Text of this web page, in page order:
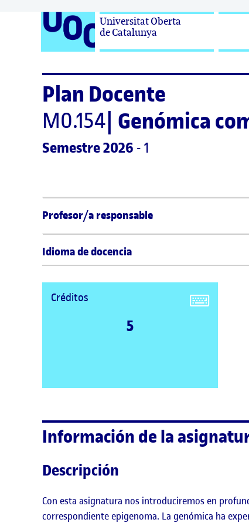
Universitat Oberta
de Catalunya
Plan Docente
M0.154 Genómica
Semestre 2026 - 1
Profesor/a responsable
Idioma de docencia
Créditos
5
Información de la
Descripción
Con esta asignatura nos introduciremos en
correspondiente epigenoma. La genómica ha